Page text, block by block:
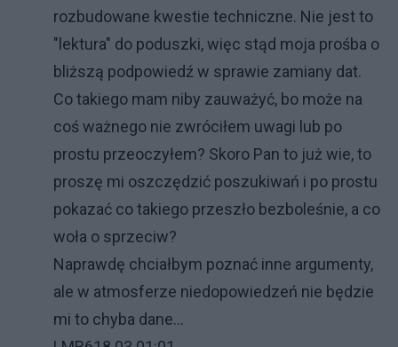
rozbudowane kwestie techniczne. Nie jest to
"lektura" do poduszki, więc stąd moja prośba o
bliższą podpowiedź w sprawie zamiany dat.
Co takiego mam niby zauważyć, bo może na
coś ważnego nie zwróciłem uwagi lub po
prostu przeoczyłem? Skoro Pan to już wie, to
proszę mi oszczędzić poszukiwań i po prostu
pokazać co takiego przeszło bezboleśnie, a co
woła o sprzeciw?
Naprawdę chciałbym poznać inne argumenty,
ale w atmosferze niedopowiedzeń nie będzie
mi to chyba dane...